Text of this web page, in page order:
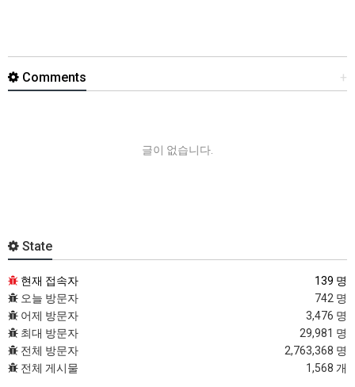
+
Comments
글이 없습니다.
State
현재 접속자
139 명
오늘 방문자
742 명
어제 방문자
3,476 명
최대 방문자
29,981 명
전체 방문자
2,763,368 명
전체 게시물
1,568 개